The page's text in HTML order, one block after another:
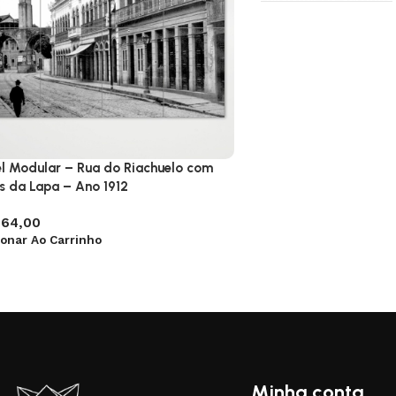
Modular – Rua do Riachuelo com
da Lapa – Ano 1912
Ao Carrinho